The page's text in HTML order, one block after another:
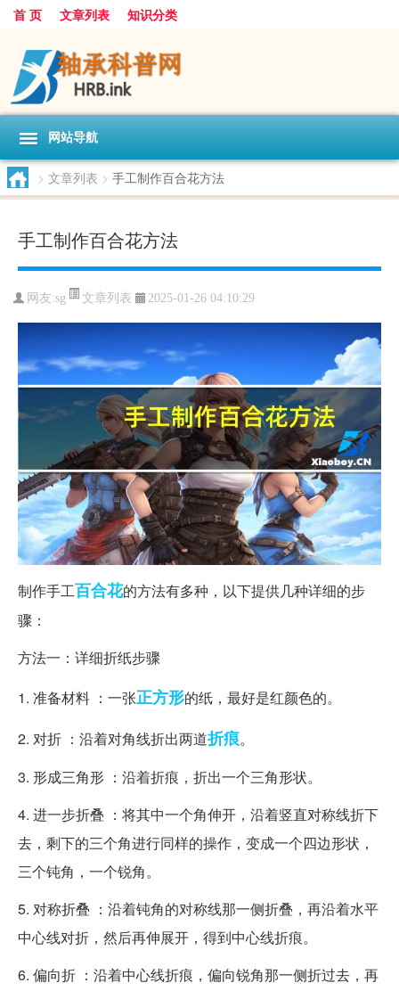
首 页 文章列表 知识分类
网站导航
> 文章列表 > 手工制作百合花方法
手工制作百合花方法
网友:sg 文章列表 2025-01-26 04:10:29
制作手工百合花的方法有多种，以下提供几种详细的步
骤：
方法一：详细折纸步骤
1. 准备材料 ：一张正方形的纸，最好是红颜色的。
2. 对折 ：沿着对角线折出两道折痕。
3. 形成三角形 ：沿着折痕，折出一个三角形状。
4. 进一步折叠 ：将其中一个角伸开，沿着竖直对称线折下
去，剩下的三个角进行同样的操作，变成一个四边形状，
三个钝角，一个锐角。
5. 对称折叠 ：沿着钝角的对称线那一侧折叠，再沿着水平
中心线对折，然后再伸展开，得到中心线折痕。
6. 偏向折 ：沿着中心线折痕，偏向锐角那一侧折过去，再